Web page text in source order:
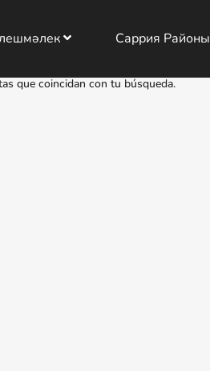
Саррия Районы
que coincidan con tu búsqueda.